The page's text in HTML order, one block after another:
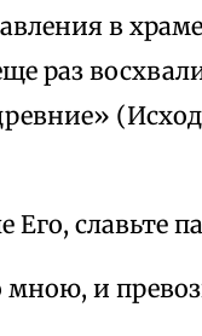
в
раз
Его, славьте
мною, и